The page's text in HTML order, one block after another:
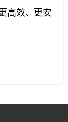
高效、更安